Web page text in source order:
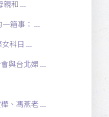
親和 ...
一箱事： ...
科日 ...
與台北婦 ...
、馮燕老 ...